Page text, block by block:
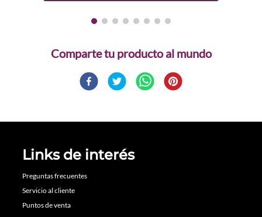
Comparte
Links de interés
Preguntas frecuentes
Servicio al cliente
Puntos de venta